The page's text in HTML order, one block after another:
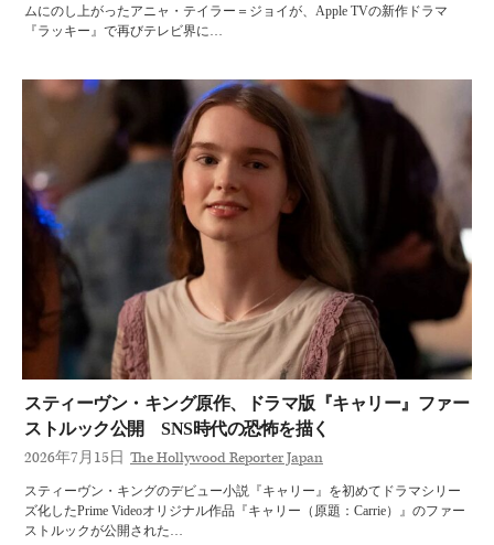
ムにのし上がったアニャ・テイラー＝ジョイが、Apple TVの新作ドラマ
『ラッキー』で再びテレビ界に…
スティーヴン・キング原作、ドラマ版『キャリー』ファー
ストルック公開 SNS時代の恐怖を描く
2026年7月15日 The Hollywood Reporter Japan
スティーヴン・キングのデビュー小説『キャリー』を初めてドラマシリー
ズ化したPrime Videoオリジナル作品『キャリー（原題：Carrie）』のファー
ストルックが公開された…